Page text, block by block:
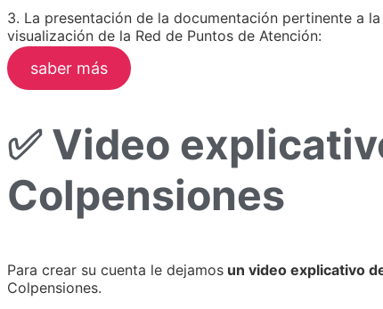
3. La presentación de la documentación pertinente a
visualización de la Red de Puntos de Atención:
saber más
✅ Video
Colpensiones
Para crear su cuenta le dejamos un video explicativo
Colpensiones.